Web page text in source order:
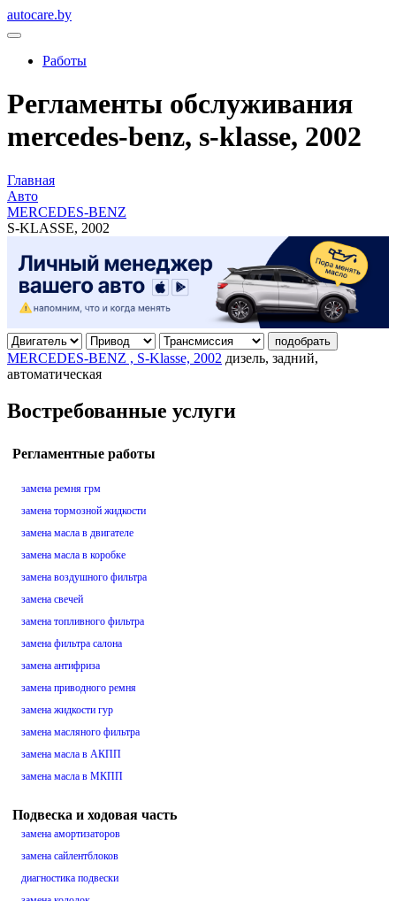
autocare.by
Работы
Регламенты обслуживания
mercedes-benz, s-klasse, 2002
Главная
Авто
MERCEDES-BENZ
S-KLASSE, 2002
подобрать
MERCEDES-BENZ , S-Klasse, 2002 дизель, задний,
автоматическая
Востребованные услуги
Регламентные работы
замена ремня грм
замена тормозной жидкости
замена масла в двигателе
замена масла в коробке
замена воздушного фильтра
замена свечей
замена топливного фильтра
замена фильтра салона
замена антифриза
замена приводного ремня
замена жидкости гур
замена масляного фильтра
замена масла в АКПП
замена масла в МКПП
Подвеска и ходовая часть
замена амортизаторов
замена сайлентблоков
диагностика подвески